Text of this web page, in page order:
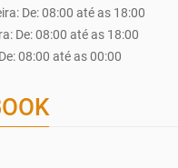
De: 08:00 até as 18:00
De: 08:00 até as 18:00
De: 08:00 até as 00:00